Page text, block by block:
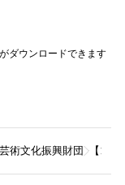
ダウンロードできます
術文化振興財団 【18